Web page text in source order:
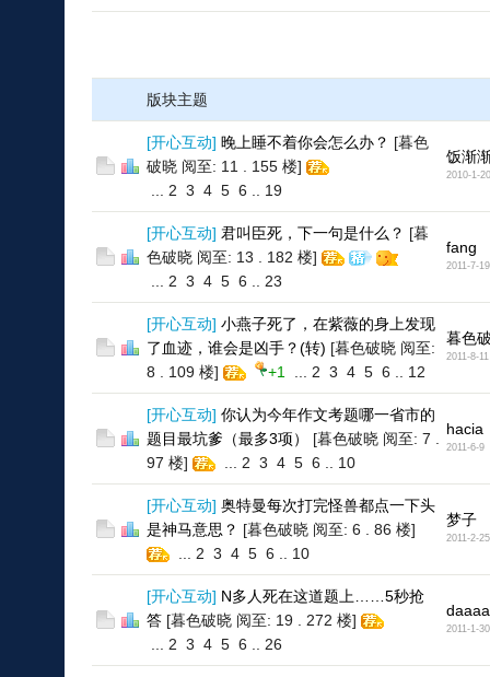
版块主题
[开心互动] 晚上睡不着你会怎么办？ [暮色
破晓 阅至: 11 . 155 楼]
2 3 4 5 6 19
饭渐
2010-1-20
[开心互动] 君叫臣死，下一句是什么？ [暮
色破晓 阅至: 13 . 182 楼]
2 3 4 5 6 23
fang
2011-7-19
[开心互动] 小燕子死了，在紫薇的身上发现
了血迹，谁会是凶手？(转) [暮色破晓 阅至:
8 . 109 楼]
+1 2 3 4 5 6 12
暮色
2011-8-11
[开心互动] 你认为今年作文考题哪一省市的
题目最坑爹（最多3项）
[暮色破晓 阅至: 7 .
97 楼]
2 3 4 5 6 10
hacia
2011-6-9
[开心互动] 奥特曼每次打完怪兽都点一下头
是神马意思？ [暮色破晓 阅至: 6 . 86 楼]
2 3 4 5 6 10
梦子
2011-2-25
[开心互动] N多人死在这道题上……5秒抢
答 [暮色破晓 阅至: 19 . 272 楼]
2 3 4 5 6 26
daaaa
2011-1-30